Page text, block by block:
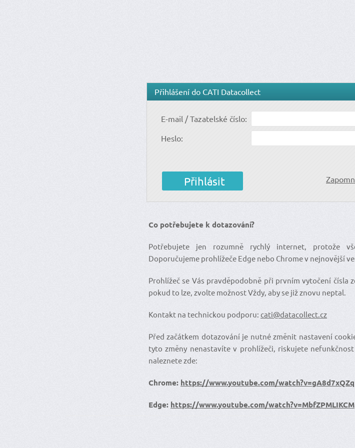
Přihlášení do CATI Datacollect
E-mail / Tazatelské číslo:
Heslo:
Co potřebujete k dotazování?
Potřebujete jen rozumně rychlý internet, protože
Doporučujeme prohlížeče Edge nebo Chrome v nejnovější
Prohlížeč se Vás pravděpodobně při prvním vytočení čísla
pokud to lze, zvolte možnost Vždy, aby se již znovu neptal.
Kontakt na technickou podporu: cati@datacollect.cz
Před začátkem dotazování je nutné změnit nastavení
tyto změny nenastavíte v prohlížeči, riskujete
naleznete zde:
Chrome: https://www.youtube.com/
Edge: https://www.youtube.com/watch?v=MbfZPMLIKCM